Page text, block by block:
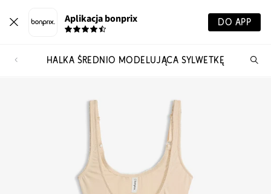
Aplikacja bonprix DO APP
HALKA ŚREDNIO MODELUJĄCA SYLWETKĘ